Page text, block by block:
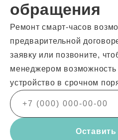
обращения
Ремонт смарт-часов
предварительной
заявку или позвоните,
менеджером
устройство в срочном
Оставить